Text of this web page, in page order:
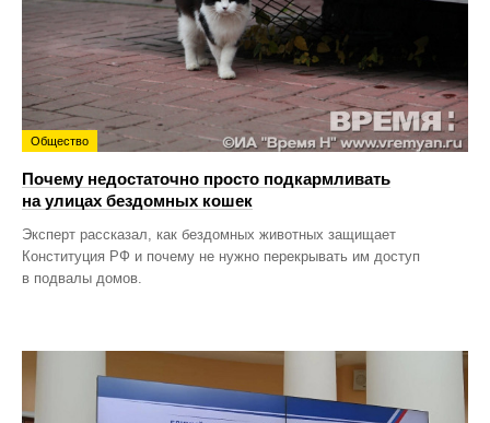
Общество
Почему недостаточно просто подкармливать
на улицах бездомных кошек
Эксперт рассказал, как бездомных животных защищает
Конституция РФ и почему не нужно перекрывать им доступ
в подвалы домов.